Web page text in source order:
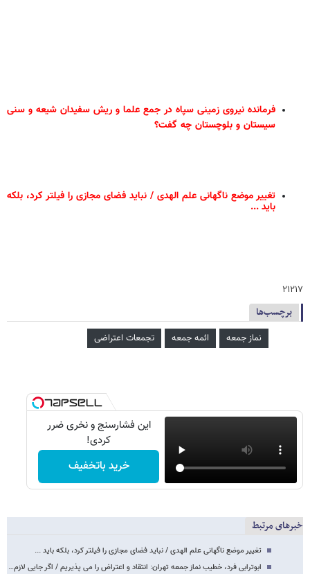
فرمانده نیروی زمینی سپاه در جمع علما و ریش سفیدان شیعه و سنی
سیستان و بلوچستان چه گفت؟
تغییر موضع ناگهانی علم الهدی / نباید فضای مجازی را فیلتر کرد، بلکه
باید ...
۲۱۲۱۷
برچسب‌ها
نماز جمعه ائمه جمعه تجمعات اعتراضی
این فشارسنج و نخری ضرر
کردی!
خرید باتخفیف
خبرهای مرتبط
تغییر موضع ناگهانی علم الهدی / نباید فضای مجازی را فیلتر کرد، بلکه باید ...
ابوترابی فرد، خطیب نماز جمعه تهران: انتقاد و اعتراض را می پذیریم / اگر جایی لازم…